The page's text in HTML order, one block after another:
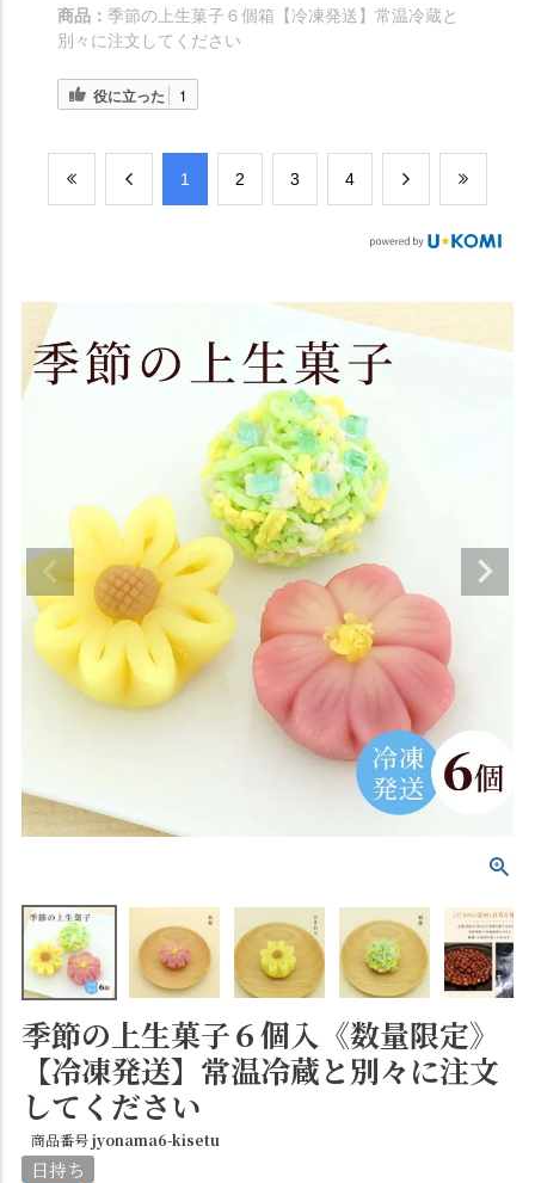
商品： 季節の上生菓子６個箱【冷凍発送】常温冷蔵と
別々に注文してください
役に立った 1
​1 ​2 ​3 ​4
季節の上生菓子６個入《数量限定》
【冷凍発送】常温冷蔵と別々に注文
してください
商品番号jyonama6-kisetu
日持ち